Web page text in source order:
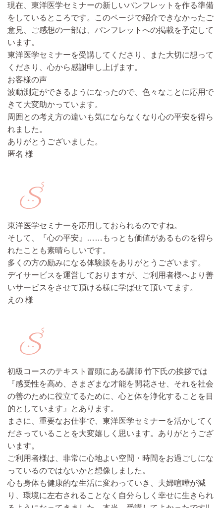
現在、東洋医学セミナーの新しいパンフレットを作る準備
をしているところです。このページで紹介できなかったご
意見、ご感想の一部は、パンフレットへの掲載を予定して
います。
東洋医学セミナーを受講してくださり、また大切に想って
くださり、心から感謝申し上げます。
お客様の声
波動測定ができるようになったので、色々なことに応用で
きて大変助かっています。
周囲との考え方の違いも気にならなくなり 心の平安を得ら
れました。
ありがとうございました。
匿名 様
東洋医学セミナーを応用しておられるのですね。
そして、『心の平安』……もっとも価値があるものを得ら
れたことも素晴らしいです。
多くの方の励みになる体験談をありがとうございます。
デイサービスを運営しておりますが、ご利用者様へより善
いサービスをさせて頂ける様に学ばせて頂いてます。
えの 様
初級コースのテキスト冒頭にある講師 竹下氏の挨拶では
『感受性を高め、さまざまな才能を開花させ、それを社会
の善のために役立てるために、心と体を浄化することを目
的としています』とあります。
まさに、重要なお仕事で、東洋医学セミナーを活かしてく
ださっていることを大変嬉しく思います。ありがとうござ
います。
ご利用者様は、非常に心地よい空間・時間をお過ごしにな
っているのではないかと想像しました。
心も身体も健康的な生活に変わっていき、夫婦喧嘩が減
り、環境に左右されることなく自分らしく幸せに生きられ